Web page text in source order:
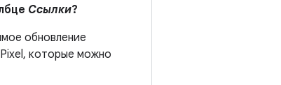
Ссылки?
обновление
которые можно